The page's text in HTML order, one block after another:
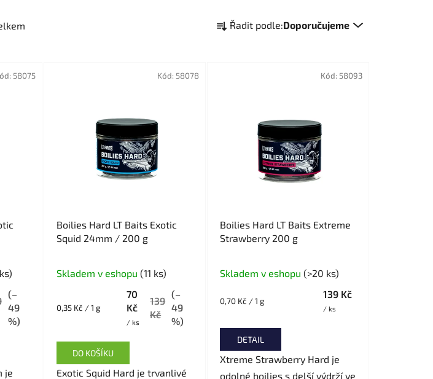
a
ů
Řadit podle:Doporučujeme
(–
49
%)
je
58075
Boilies Hard LT Baits Exotic
Squid 24mm / 200 g
Skladem v eshopu (11 ks)
70
Kč
/ ks
139
Kč
(–
49
%)
Měrná
0,35 Kč / 1 g
DO KOŠÍKU
Exotic Squid Hard je trvanlivé
Kód: 58078
Boilies Hard LT Baits Extreme
Strawberry 200 g
Skladem v eshopu (>20 ks)
139 Kč
/ ks
Měrná
0,70 Kč / 1 g
DETAIL
Xtreme Strawberry Hard je
odolné boilies s delší výdrží ve
Kód: 58093